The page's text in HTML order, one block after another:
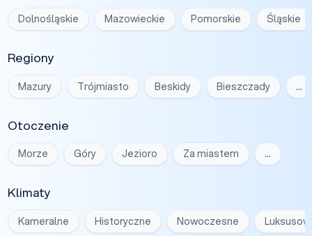
Dolnośląskie Mazowieckie Pomorskie Śląskie
Regiony
Mazury Trójmiasto Beskidy Bieszczady …
Otoczenie
Morze Góry Jezioro Za miastem …
Klimaty
Kameralne Historyczne Nowoczesne